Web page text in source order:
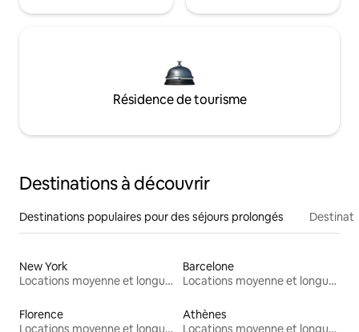
Résidence de tourisme
Destinations à découvrir
Destinations populaires pour des séjours prolongés
New York
Locations moyenne et longue durée
Barcelone
Locations moyenne et longue durée
Florence
Locations moyenne et longue durée
Athènes
Locations moyenne et longue durée